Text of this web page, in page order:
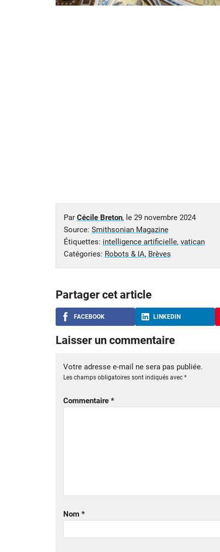
Par Cécile Breton, le 29 novembre 2024
Source: Smithsonian Magazine
Étiquettes: intelligence artificielle, vatican
Catégories: Robots & IA, Brèves
Partager cet article
FACEBOOK LINKEDIN
Laisser un commentaire
Votre adresse e-mail ne sera pas publiée.
Les champs obligatoires sont indiqués avec *
Commentaire *
Nom *